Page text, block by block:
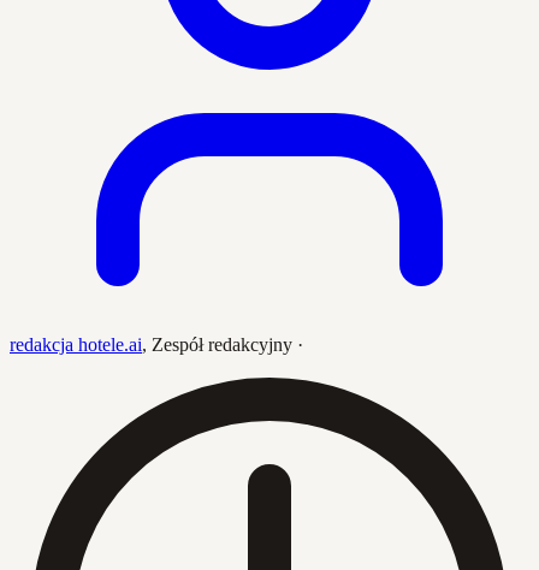
redakcja hotele.ai, Zespół redakcyjny ·